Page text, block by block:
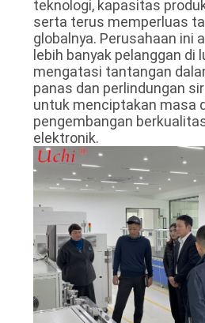
teknologi, kapasitas
serta terus memperluas
globalnya. Perusahaan ini
lebih banyak pelanggan di
mengatasi tantangan
panas dan perlindungan
untuk menciptakan masa
pengembangan
elektronik.